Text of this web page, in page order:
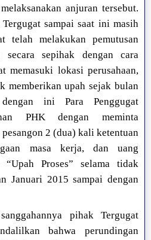
anjuran tersebut.
sampai saat ini masih
telah melakukan pemutusan
sepihak dengan cara
memasuki lokasi perusahaan,
memberikan upah sejak bulan
ini Para Penggugat
PHK dengan meminta
2 (dua) kali ketentuan
masa kerja, dan uang
Proses” selama tidak
Januari 2015 sampai dengan
pihak Tergugat
bahwa perundingan